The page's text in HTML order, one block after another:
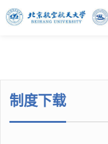
制度下载